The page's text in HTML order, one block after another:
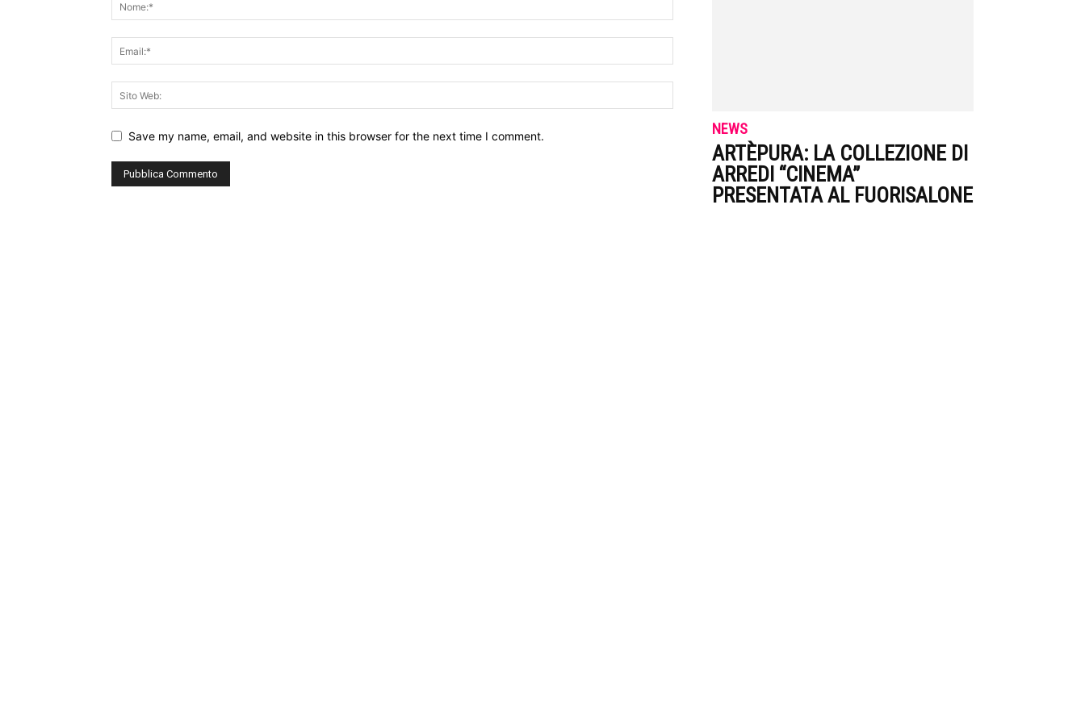
Save my name, email, and website in this browser for the next time I comment. NEWS
ARTÈPURA: LA COLLEZIONE DI
ARREDI “CINEMA”
PRESENTATA AL FUORISALONE